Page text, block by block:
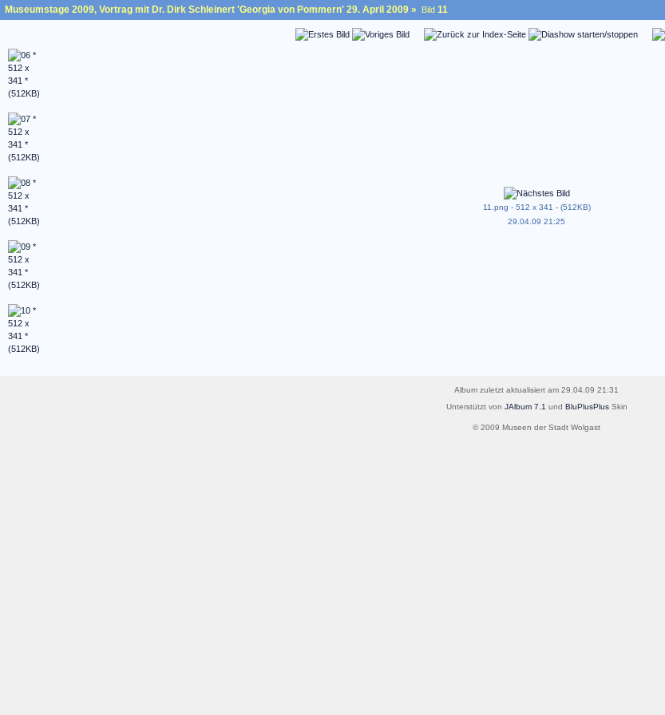
Museumstage 2009, Vortrag mit Dr. Dirk Schleinert 'Georgia von Pommern' 29. April 2009 » Bild 11
11.png - 512 x 341 - (512KB)
29.04.09 21:25
Album zuletzt aktualisiert am 29.04.09 21:31
Unterstützt von JAlbum 7.1 und BluPlusPlusSkin
© 2009 Museen der Stadt Wolgast